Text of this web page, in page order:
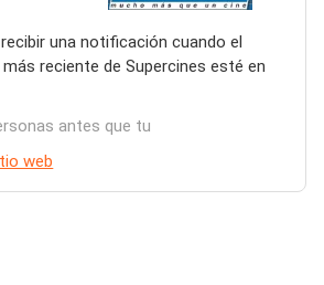
una notificación cuando el
reciente de Supercines esté en
antes que tu
web